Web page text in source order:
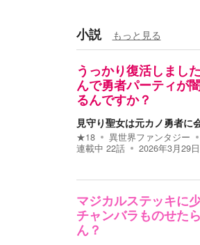
小説 もっと見る
うっかり復活しまし
んで勇者パーティが
るんですか？
見守り聖女は元カノ勇者に
★18
異世界ファンタジー
連載中 22話 2026年3月29日
マジカルステッキに少
チャンバラものせた
ん？